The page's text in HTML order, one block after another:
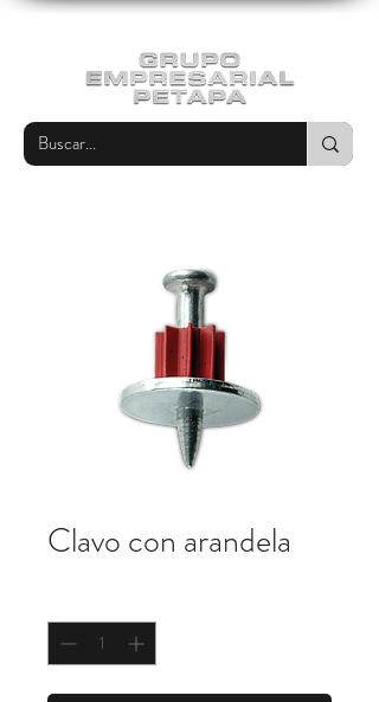
Clavo con arandela